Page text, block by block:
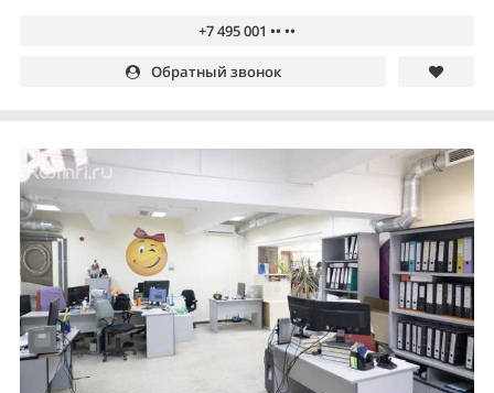
+7 495 001 •• ••
Обратный звонок